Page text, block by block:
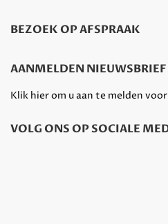
BEZOEK OP AFSPRAAK
AANMELDEN NIEUWSBRIEF
Klik hier om u aan te melden
VOLG ONS OP SOCIALE